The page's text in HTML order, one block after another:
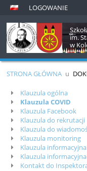
LOGOWANIE
im.
w
STRONA GŁÓWNA u
RodoKlauzula ogólna
Klauzula COVID
Klauzula Facebook
Klauzula do rekrutacji
Klauzula do
Klauzula monitoring
Klauzula
Klauzula
Kontakt do